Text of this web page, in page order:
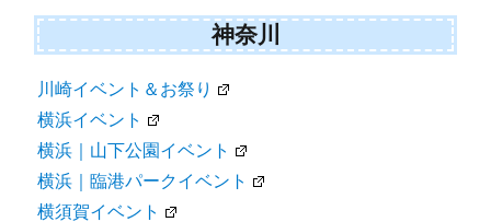
神奈川
川崎イベント＆お祭り
横浜イベント
横浜｜山下公園イベント
横浜｜臨港パークイベント
横須賀イベント